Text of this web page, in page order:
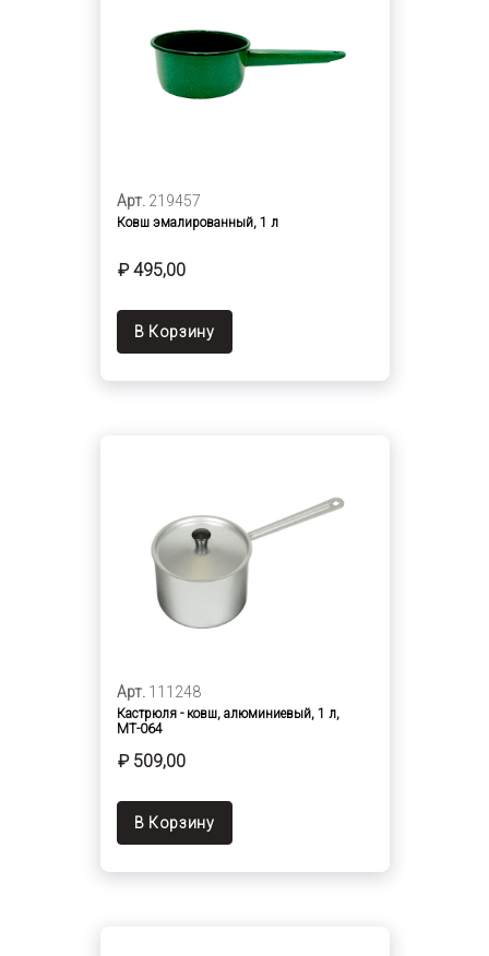
Арт. 219457
Ковш эмалированный, 1 л
₽ 495,00
В Корзину
Арт. 111248
Кастрюля - ковш, алюминиевый, 1 л,
МТ-064
₽ 509,00
В Корзину